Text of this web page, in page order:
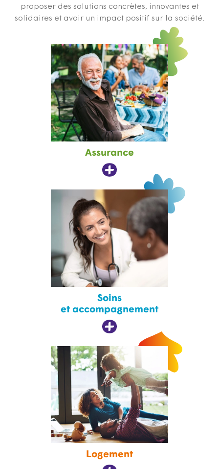
proposer des solutions concrètes, innovantes et
solidaires et avoir un impact positif sur la société.
Assurance
Soins
et accompagnement
Logement